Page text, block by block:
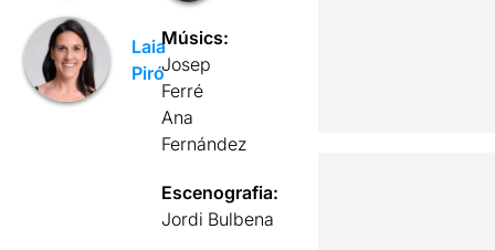
Laia
Piró
Músics:
Josep
Ferré
Ana
Fernández
Escenografia:
Jordi Bulbena